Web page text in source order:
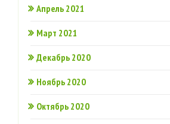
Апрель 2021
Март 2021
Декабрь 2020
Ноябрь 2020
Октябрь 2020